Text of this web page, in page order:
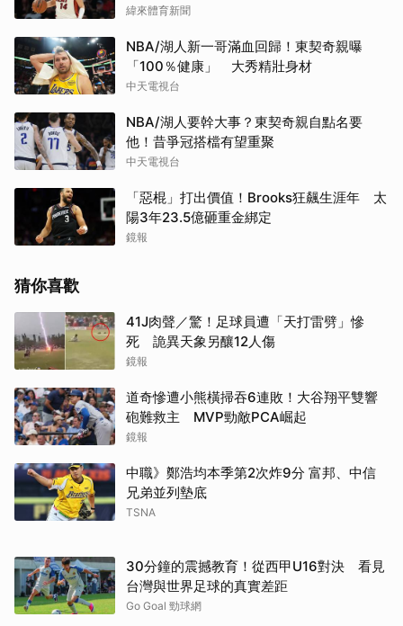
緯來體育新聞
NBA/湖人新一哥滿血回歸！東契奇親曝
「100％健康」 大秀精壯身材
中天電視台
NBA/湖人要幹大事？東契奇親自點名要
他！昔爭冠搭檔有望重聚
中天電視台
「惡棍」打出價值！Brooks狂飆生涯年 太
陽3年23.5億砸重金綁定
鏡報
猜你喜歡
41J肉聲／驚！足球員遭「天打雷劈」慘
死 詭異天象另釀12人傷
鏡報
道奇慘遭小熊橫掃吞6連敗！大谷翔平雙響
砲難救主 MVP勁敵PCA崛起
鏡報
中職》鄭浩均本季第2次炸9分 富邦、中信
兄弟並列墊底
TSNA
30分鐘的震撼教育！從西甲U16對決 看見
台灣與世界足球的真實差距
Go Goal 勁球網